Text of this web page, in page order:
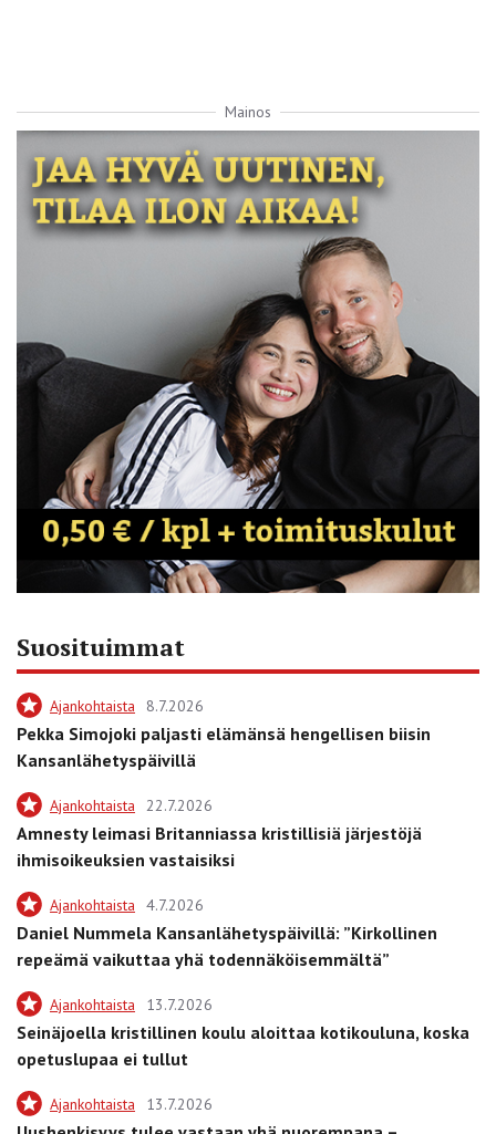
Mainos
Suosituimmat
Ajankohtaista 8.7.2026
Pekka Simojoki paljasti elämänsä hengellisen biisin
Kansanlähetyspäivillä
Ajankohtaista 22.7.2026
Amnesty leimasi Britanniassa kristillisiä järjestöjä
ihmisoikeuksien vastaisiksi
Ajankohtaista 4.7.2026
Daniel Nummela Kansanlähetyspäivillä: ”Kirkollinen
repeämä vaikuttaa yhä todennäköisemmältä”
Ajankohtaista 13.7.2026
Seinäjoella kristillinen koulu aloittaa kotikouluna, koska
opetuslupaa ei tullut
Ajankohtaista 13.7.2026